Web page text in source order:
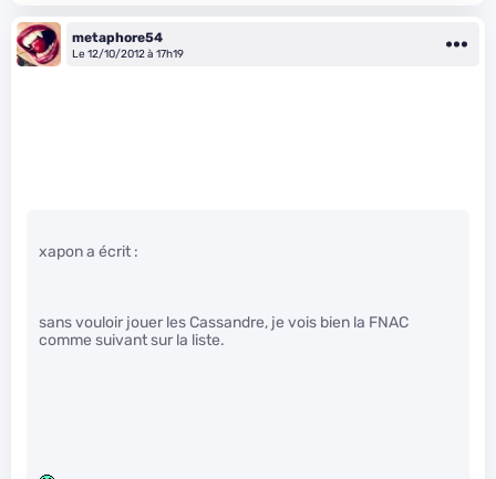
metaphore54
Le 12/10/2012 à 17h19
xapon a écrit :
sans vouloir jouer les Cassandre, je vois bien la FNAC
comme suivant sur la liste.